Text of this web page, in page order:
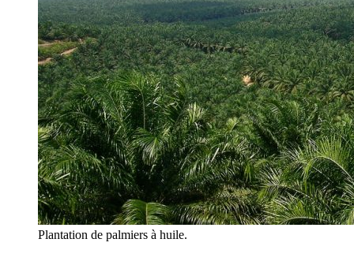
Plantation de palmiers à huile.